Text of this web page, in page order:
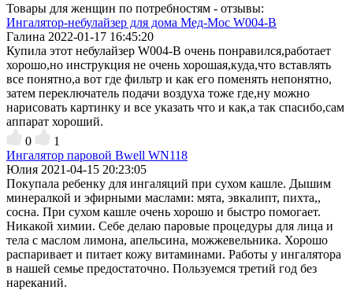
Товары для женщин по потребностям - отзывы:
Ингалятор-небулайзер для дома Мед-Мос W004-B
Галина 2022-01-17 16:45:20
Купила этот небулайзер W004-B очень понравился,работает
хорошо,но инструкция не очень хорошая,куда,что вставлять
все понятно,а вот где фильтр и как его поменять непонятно,
затем переключатель подачи воздуха тоже где,ну можно
нарисовать картинку и все указать что и как,а так спасибо,сам
аппарат хороший.
0
1
Ингалятор паровой Bwell WN118
Юлия 2021-04-15 20:23:05
Покупала ребенку для ингаляций при сухом кашле. Дышим
минералкой и эфирными маслами: мята, эвкалипт, пихта,,
сосна. При сухом кашле очень хорошо и быстро помогает.
Никакой химии. Себе делаю паровые процедуры для лица и
тела с маслом лимона, апельсина, можжевельника. Хорошо
распаривает и питает кожу витаминами. Работы у ингалятора
в нашей семье предостаточно. Пользуемся третий год без
нареканий.